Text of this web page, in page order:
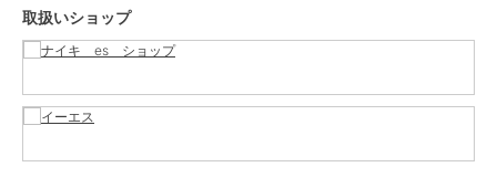
ブランド
ショップ ナイキ es ショップ
商品カテゴリ ベビーシューズ ／ファーストシ
性別タイプ
ボーイズ
取扱いショップ